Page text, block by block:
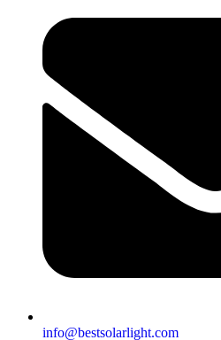
info@bestsolarlight.com